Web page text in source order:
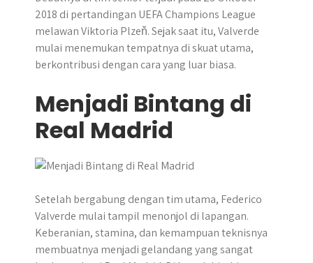
2018 di pertandingan UEFA Champions League
melawan Viktoria Plzeň. Sejak saat itu, Valverde
mulai menemukan tempatnya di skuat utama,
berkontribusi dengan cara yang luar biasa.
Menjadi Bintang di
Real Madrid
Setelah bergabung dengan tim utama, Federico
Valverde mulai tampil menonjol di lapangan.
Keberanian, stamina, dan kemampuan teknisnya
membuatnya menjadi gelandang yang sangat